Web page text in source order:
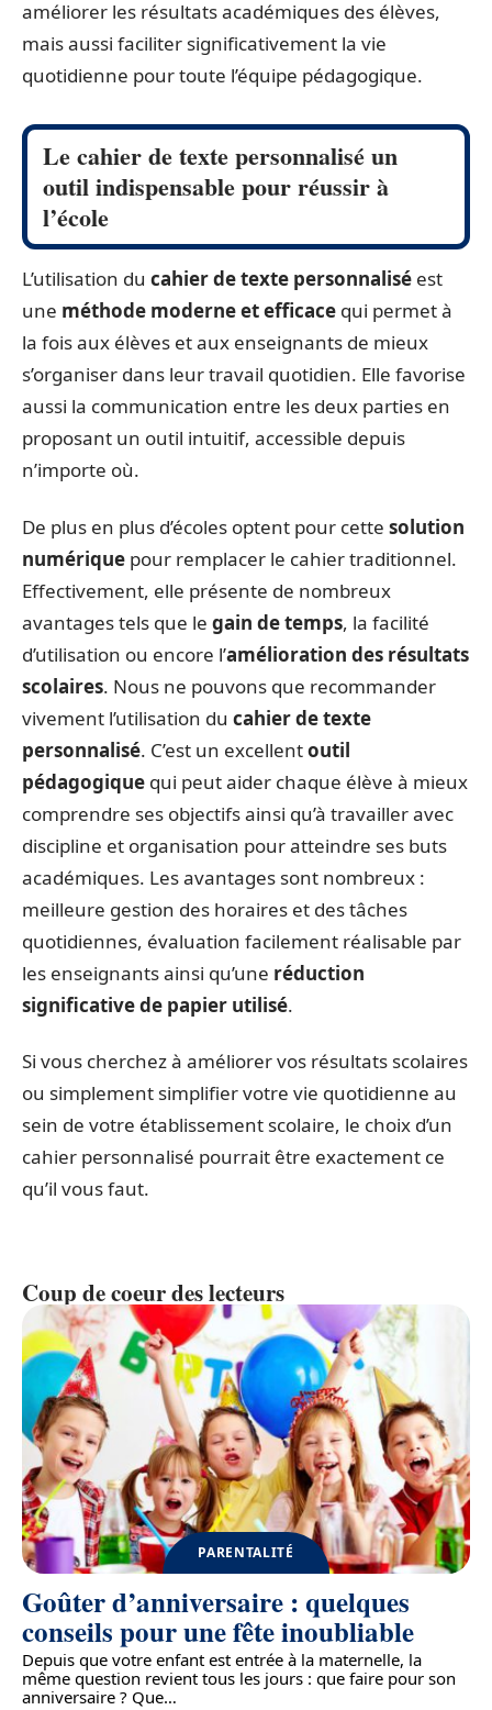
améliorer les résultats académiques des élèves,
mais aussi faciliter significativement la vie
quotidienne pour toute l’équipe pédagogique.
Le cahier de texte personnalisé un
outil indispensable pour réussir à
l’école
L’utilisation du cahier de texte personnalisé est
une méthode moderne et efficace qui permet à
la fois aux élèves et aux enseignants de mieux
s’organiser dans leur travail quotidien. Elle favorise
aussi la communication entre les deux parties en
proposant un outil intuitif, accessible depuis
n’importe où.
De plus en plus d’écoles optent pour cette solution
numérique pour remplacer le cahier traditionnel.
Effectivement, elle présente de nombreux
avantages tels que le gain de temps, la facilité
d’utilisation ou encore l’amélioration des résultats
scolaires. Nous ne pouvons que recommander
vivement l’utilisation du cahier de texte
personnalisé. C’est un excellentoutil
pédagogique qui peut aider chaque élève à mieux
comprendre ses objectifs ainsi qu’à travailler avec
discipline et organisation pour atteindre ses buts
académiques. Les avantages sont nombreux :
meilleure gestion des horaires et des tâches
quotidiennes, évaluation facilement réalisable par
les enseignants ainsi qu’une réduction
significative de papier utilisé.
Si vous cherchez à améliorer vos résultats scolaires
ou simplement simplifier votre vie quotidienne au
sein de votre établissement scolaire, le choix d’un
cahier personnalisé pourrait être exactement ce
qu’il vous faut.
Coup de coeur des lecteurs
PARENTALITÉ
Goûter d’anniversaire : quelques
conseils pour une fête inoubliable
Depuis que votre enfant est entrée à la maternelle, la
même question revient tous les jours : que faire pour son
anniversaire ? Que…